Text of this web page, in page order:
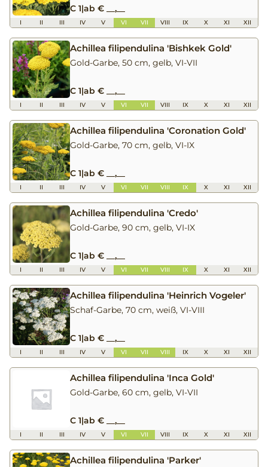
C 1|ab € __,__
I II III IV V VI VII VIII IX X XI XII
Achillea filipendulina 'Bishkek Gold'
Gold-Garbe, 50 cm, gelb, VI-VII
C 1|ab € __,__
I II III IV V VI VII VIII IX X XI XII
Achillea filipendulina 'Coronation Gold'
Gold-Garbe, 70 cm, gelb, VI-IX
C 1|ab € __,__
I II III IV V VI VII VIII IX X XI XII
Achillea filipendulina 'Credo'
Gold-Garbe, 90 cm, gelb, VI-IX
C 1|ab € __,__
I II III IV V VI VII VIII IX X XI XII
Achillea filipendulina 'Heinrich Vogeler'
Schaf-Garbe, 70 cm, weiß, VI-VIII
C 1|ab € __,__
I II III IV V VI VII VIII IX X XI XII
Achillea filipendulina 'Inca Gold'
Gold-Garbe, 60 cm, gelb, VI-VII
C 1|ab € __,__
I II III IV V VI VII VIII IX X XI XII
Achillea filipendulina 'Parker'